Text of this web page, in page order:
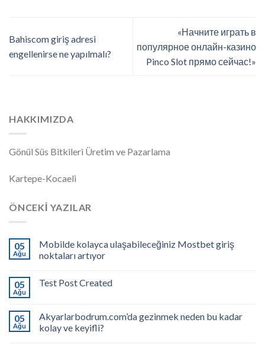
Bahiscom giriş adresi
engellenirse ne yapılmalı?
«Начните играть в
популярное онлайн-казино
Pinco Slot прямо сейчас!»
HAKKIMIZDA
Gönül Süs Bitkileri Üretim ve Pazarlama
Kartepe-Kocaeli
ÖNCEKI YAZILAR
05
Ağu
Mobilde kolayca ulaşabileceğiniz Mostbet giriş
noktaları artıyor
05
Ağu
Test Post Created
05
Ağu
Akyarlarbodrum.com’da gezinmek neden bu kadar
kolay ve keyifli?